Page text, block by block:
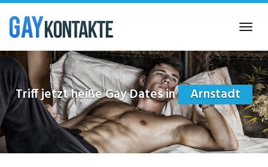
Skip
main
content
Triff jetzt heiße Gay Dates in Arnstadt